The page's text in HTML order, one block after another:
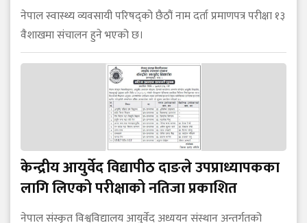
नेपाल स्वास्थ्य व्यवसायी परिषद्को छैठौं नाम दर्ता प्रमाणपत्र परीक्षा १३
वैशाखमा संचालन हुने भएको छ।
केन्द्रीय आयुर्वेद विद्यापीठ दाङले उपप्राध्यापकका
लागि लिएको परीक्षाको नतिजा प्रकाशित
नेपाल संस्कृत विश्वविद्यालय आयुर्वेद अध्ययन संस्थान अन्तर्गतको